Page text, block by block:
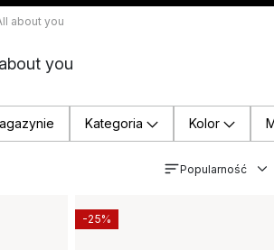
about you
you
Kategoria Kolor
Popularność
-25%